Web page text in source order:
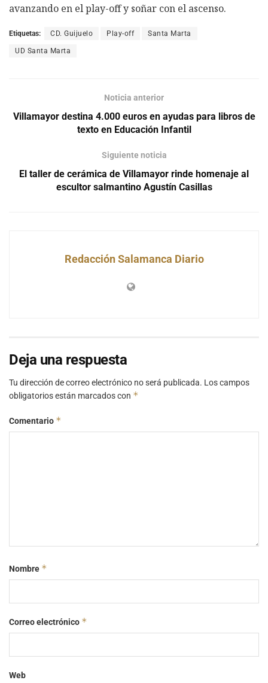
avanzando en el play-off y soñar con el ascenso.
Etiquetas: CD. Guijuelo Play-off Santa Marta
UD Santa Marta
Noticia anterior
Villamayor destina 4.000 euros en ayudas para libros de
texto en Educación Infantil
Siguiente noticia
El taller de cerámica de Villamayor rinde homenaje al
escultor salmantino Agustín Casillas
Redacción Salamanca Diario
Deja una respuesta
Tu dirección de correo electrónico no será publicada. Los campos
obligatorios están marcados con *
Comentario *
Nombre *
Correo electrónico *
Web